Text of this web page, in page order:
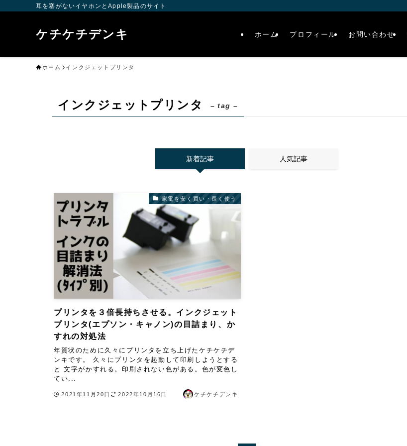
耳を塞がないイヤホンとApple製品のサイト
ケチケチデンキ ホーム プロフィール お問い合わせ
ホーム インクジェットプリンタ
インクジェットプリンタ – tag –
新着記事 人気記事
家電を安く買い・長く使う
プリンタを３倍長持ちさせる。インクジェット
プリンタ(エプソン・キャノン)の目詰まり、か
すれの対処法
年賀状のために久々にプリンタを立ち上げたケチケチデ
ンキです。 久々にプリンタを起動して印刷しようとする
と 文字がかすれる。印刷されない色がある。色が変色し
てい...
2021年11月20日 2022年10月16日 ケチケチデンキ